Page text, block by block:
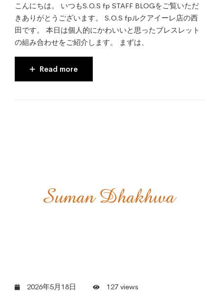
こんにちは。 いつもS.O.S fp STAFF BLOGをご覧いただ
きありがとうございます。 S.O.S fpルクアイーレ店の西
田です。 本日は個人的にかわいいと思ったブレスレット
の組み合わせをご紹介します。 まずは、
Read more
2026年5月18日 127 views